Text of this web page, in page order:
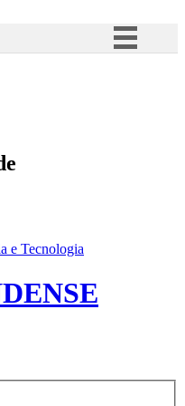
Acesso à informação
e Tecnologia